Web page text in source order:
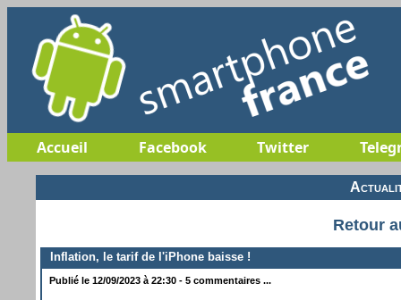
Accueil Facebook Twitter
Retour
Inflation, le tarif de l'iPhone baisse !
Publié le 12/09/2023 à 22:30 - 5 commentaires ...